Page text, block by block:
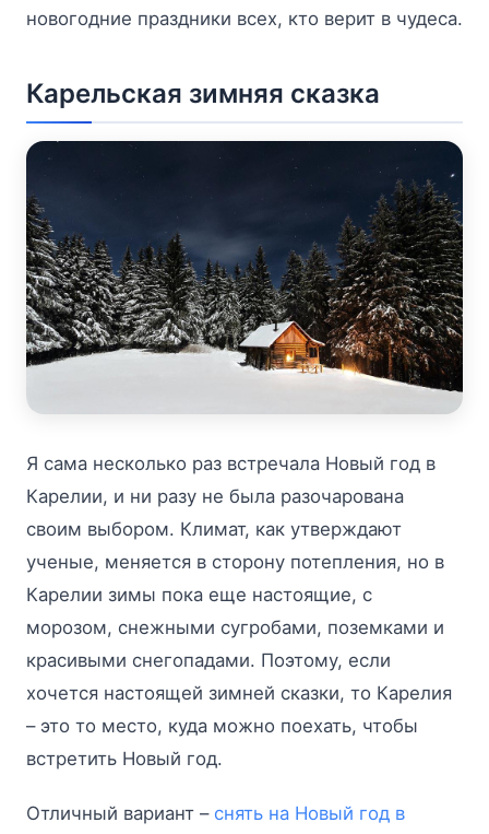
новогодние праздники всех, кто верит в чудеса.
Карельская зимняя сказка
Я сама несколько раз встречала Новый год в
Карелии, и ни разу не была разочарована
своим выбором. Климат, как утверждают
ученые, меняется в сторону потепления, но в
Карелии зимы пока еще настоящие, с
морозом, снежными сугробами, поземками и
красивыми снегопадами. Поэтому, если
хочется настоящей зимней сказки, то Карелия
– это то место, куда можно поехать, чтобы
встретить Новый год.
Отличный вариант – снять на Новый год в